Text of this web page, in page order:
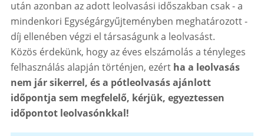
után azonban az adott leolvasási időszakban csak - a
mindenkori Egységárgyűjteményben meghatározott -
díj ellenében végzi el társaságunk a leolvasást.
Közös érdekünk, hogy az éves elszámolás a tényleges
felhasználás alapján történjen, ezért ha a leolvasás
nem jár sikerrel, és a pótleolvasás ajánlott
időpontja sem megfelelő, kérjük, egyeztessen
időpontot leolvasónkkal!